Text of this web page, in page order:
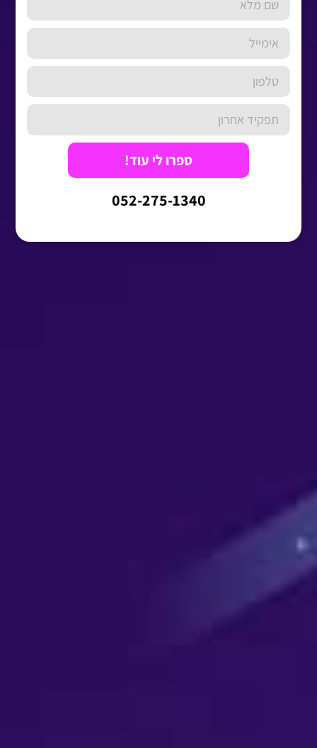
ספרו לי עוד!
052-275-1340